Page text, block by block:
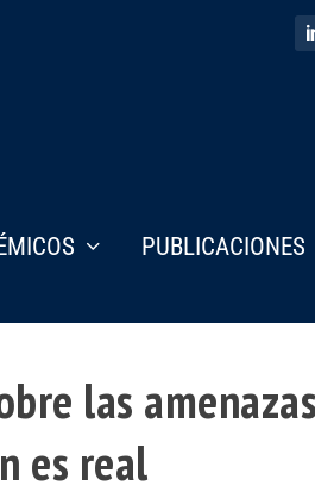
PUBLICACIONES
las
es real